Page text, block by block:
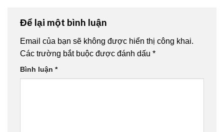
Để lại một bình luận
Email của bạn sẽ không được hiển thị công khai.
Các trường bắt buộc được đánh dấu *
Bình luận *